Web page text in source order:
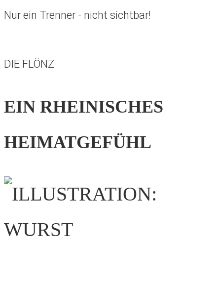
Nur ein Trenner - nicht sichtbar!
DIE FLÖNZ
EIN RHEINISCHES
HEIMATGEFÜHL